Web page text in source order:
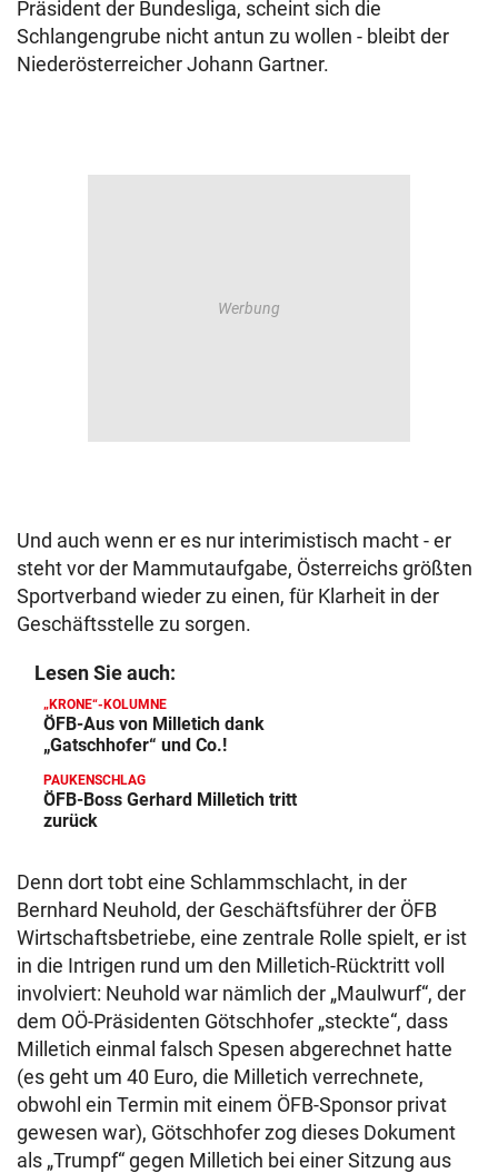
Präsident der Bundesliga, scheint sich die
Schlangengrube nicht antun zu wollen - bleibt der
Niederösterreicher Johann Gartner.
Und auch wenn er es nur interimistisch macht - er
steht vor der Mammutaufgabe, Österreichs größten
Sportverband wieder zu einen, für Klarheit in der
Geschäftsstelle zu sorgen.
Lesen Sie auch:
„KRONE“-KOLUMNE
ÖFB-Aus von Milletich dank
„Gatschhofer“ und Co.!
PAUKENSCHLAG
ÖFB-Boss Gerhard Milletich tritt
zurück
Denn dort tobt eine Schlammschlacht, in der
Bernhard Neuhold, der Geschäftsführer der ÖFB
Wirtschaftsbetriebe, eine zentrale Rolle spielt, er ist
in die Intrigen rund um den Milletich-Rücktritt voll
involviert: Neuhold war nämlich der „Maulwurf“, der
dem OÖ-Präsidenten Götschhofer „steckte“, dass
Milletich einmal falsch Spesen abgerechnet hatte
(es geht um 40 Euro, die Milletich verrechnete,
obwohl ein Termin mit einem ÖFB-Sponsor privat
gewesen war), Götschhofer zog dieses Dokument
als „Trumpf“ gegen Milletich bei einer Sitzung aus